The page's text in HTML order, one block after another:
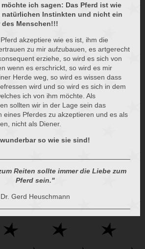
ich sagen: Das Pferd ist wie
natürlichen Instinkten und nicht ein
Menschen!!!
akzeptiere wie es ist, ihm die
zu mir aufzubauen, es artgerecht
erziehe, so wird es sich von
wenn es erschrickt, so wird es mir
Herde weg, so wird es wissen dass
wird und so wird es sich in dem
ich von ihm möchte. Als
sollten wir in der Lage sein das
eines Pferdes zu akzeptieren und es als
nicht als Diener.
so wie sie sind!
Reiten sollte immer die Liebe zum
Pferd sein."
Dr. Gerd Heuschmann